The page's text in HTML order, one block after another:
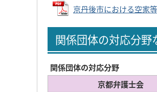
京丹後市における空家
関係団体の対応分野
関係団体の対応分野
京都弁護士会